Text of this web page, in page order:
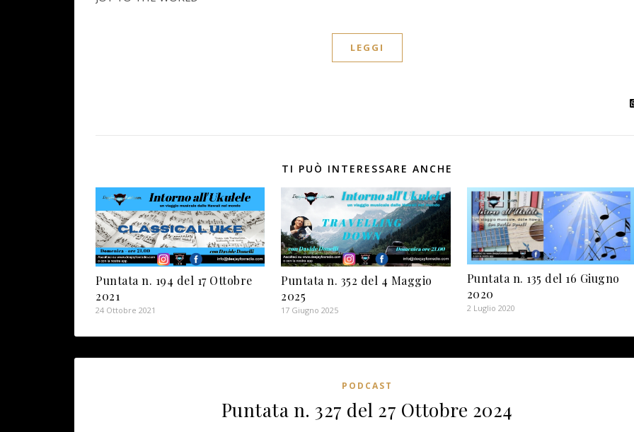
LEGGI
TI PUÒ INTERESSARE ANCHE
Puntata n. 194 del 17 Ottobre
2021
24 Ottobre 2021
Puntata n. 352 del 4 Maggio
2025
17 Giugno 2025
Puntata n. 135 del 16 Giugno
2020
2 Luglio 2020
PODCAST
Puntata n. 327 del 27 Ottobre 2024